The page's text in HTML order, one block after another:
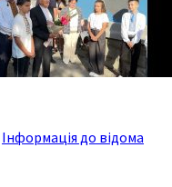
Інформація до відома